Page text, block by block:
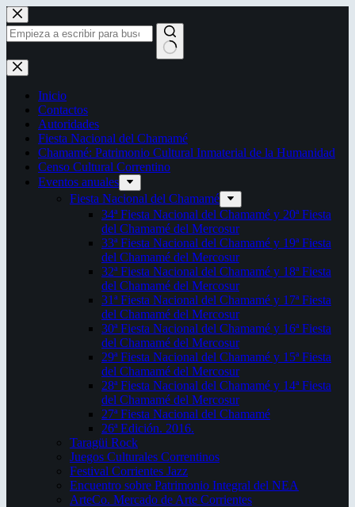
Saltar
al
contenido
Sin
resultados
Inicio
Contactos
Autoridades
Fiesta Nacional del Chamamé
Chamamé: Patrimonio Cultural Inmaterial de la Humanidad
Censo Cultural Correntino
Eventos anuales
Fiesta Nacional del Chamamé
34ª Fiesta Nacional del Chamamé y 20ª Fiesta
del Chamamé del Mercosur
33ª Fiesta Nacional del Chamamé y 19ª Fiesta
del Chamamé del Mercosur
32ª Fiesta Nacional del Chamamé y 18ª Fiesta
del Chamamé del Mercosur
31ª Fiesta Nacional del Chamamé y 17ª Fiesta
del Chamamé del Mercosur
30ª Fiesta Nacional del Chamamé y 16ª Fiesta
del Chamamé del Mercosur
29ª Fiesta Nacional del Chamamé y 15ª Fiesta
del Chamamé del Mercosur
28ª Fiesta Nacional del Chamamé y 14ª Fiesta
del Chamamé del Mercosur
27ª Fiesta Nacional del Chamamé
26ª Edición. 2016.
Taragüi Rock
Juegos Culturales Correntinos
Festival Corrientes Jazz
Encuentro sobre Patrimonio Integral del NEA
ArteCo. Mercado de Arte Corrientes